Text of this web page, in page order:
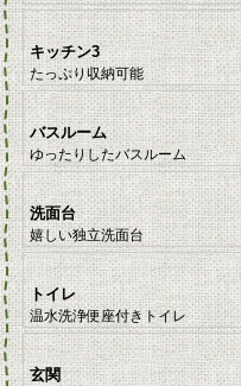
キッチン3
たっぷり収納可能
バスルーム
ゆったりしたバスルーム
洗面台
嬉しい独立洗面台
トイレ
温水洗浄便座付きトイレ
玄関